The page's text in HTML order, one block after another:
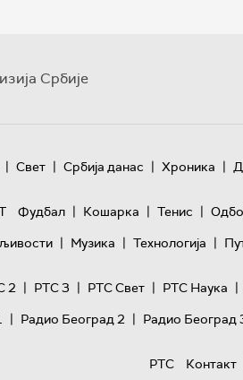
Србије
| Свет | Србија данас | Хроника |
Фудбал | Кошарка | Тенис |
| Музика | Технологијa |
2 | РТС 3 | РТС Свет | РТС Наука |
| Радио Београд 2 | Радио Београд
РТС
Контакт